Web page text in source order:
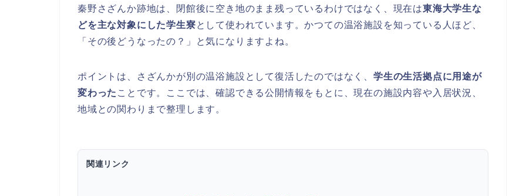
秦野さざんか跡地は、閉館後に空き地のまま残っているわけではなく、現在は東海大学生な
どを主な対象にした学生寮として使われています。かつての温浴施設を知っている人ほど、
「その後どうなったの？」と気になりますよね。
ポイントは、さざんかが別の温浴施設として復活したのではなく、 学生の生活拠点に用途が
変わった ことです。ここでは、確認できる公開情報をもとに、現在の施設内容や入居状況、
地域との関わりまで整理します。
関連リンク